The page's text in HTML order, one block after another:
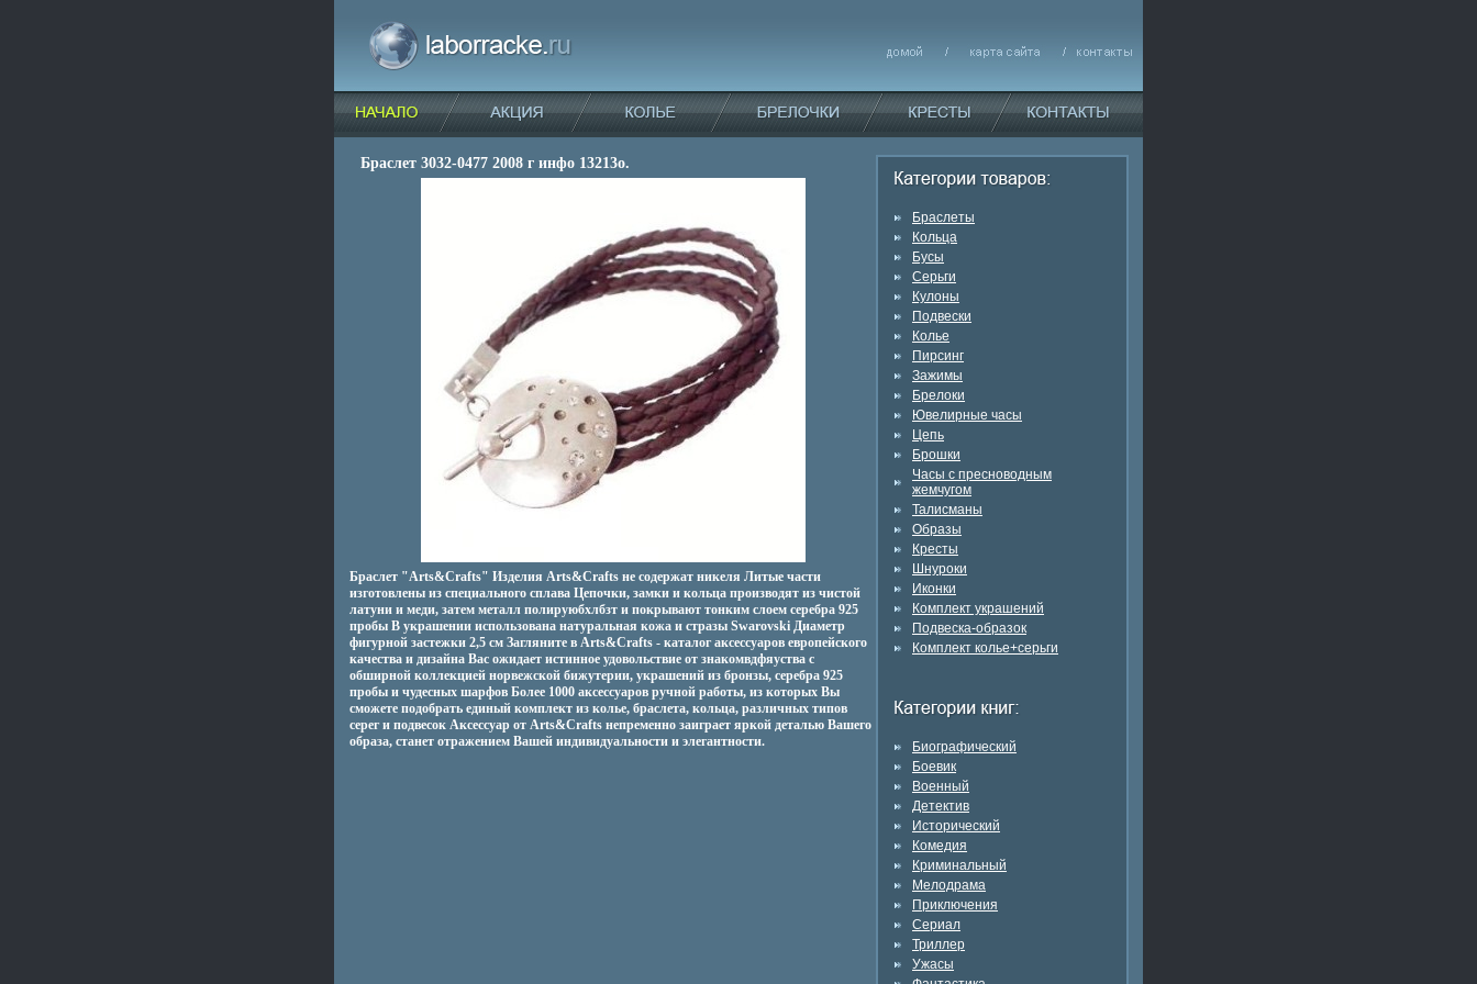
Браслет 3032-0477 2008 г инфо 13213o.
Браслет "Arts&Crafts" Изделия Arts&Crafts не содержат никеля Литые части
изготовлены из специального сплава Цепочки, замки и кольца производят из чистой
латуни и меди, затем металл полируюбхлбзт и покрывают тонким слоем серебра 925
пробы В украшении использована натуральная кожа и стразы Swarovski Диаметр
фигурной застежки 2,5 см Загляните в Arts&Crafts - каталог аксессуаров европейского
качества и дизайна Вас ожидает истинное удовольствие от знакомвдфяуства с
обширной коллекцией норвежской бижутерии, украшений из бронзы, серебра 925
пробы и чудесных шарфов Более 1000 аксессуаров ручной работы, из которых Вы
сможете подобрать единый комплект из колье, браслета, кольца, различных типов
серег и подвесок Аксессуар от Arts&Crafts непременно заиграет яркой деталью Вашего
образа, станет отражением Вашей индивидуальности и элегантности.
Браслеты
Кольца
Бусы
Серьги
Кулоны
Подвески
Колье
Пирсинг
Зажимы
Брелоки
Ювелирные часы
Цепь
Брошки
Часы с пресноводным
жемчугом
Талисманы
Образы
Кресты
Шнуроки
Иконки
Комплект украшений
Подвеска-образок
Комплект колье+серьги
Биографический
Боевик
Военный
Детектив
Исторический
Комедия
Криминальный
Мелодрама
Приключения
Сериал
Триллер
Ужасы